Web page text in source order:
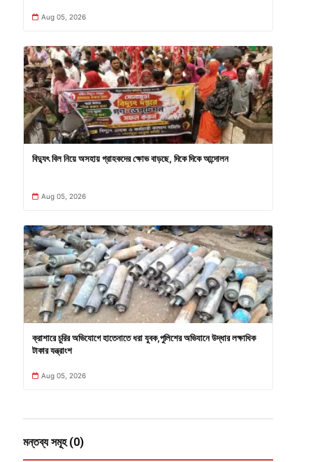
Aug 05, 2026
বিদ্যুৎ বিল নিয়ে অসহায় গ্রাহকদের ক্ষোভ বাড়ছে, দিকে দিকে আন্দোলন
Aug 05, 2026
ক্রাশারে চুরির অভিযোগে হাতেনাতে ধরা যুবক,পুলিশের অভিযানে উদ্ধার লক্ষাধিক
টাকার যন্ত্রাংশ
Aug 05, 2026
মন্তব্য সমূহ (0)